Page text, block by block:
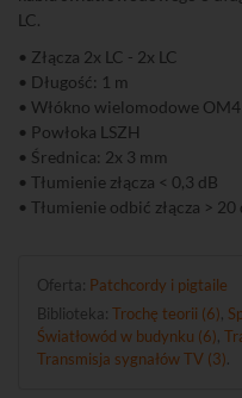
LC.
• Złącza 2x LC - 2x LC
• Długość: 1 m
• Włókno wielomodowe OM4
• Powłoka LSZH
• Średnica: 2x 3 mm
• Tłumienie złącza < 0,3 dB
• Tłumienie odbić złącza > 20
Oferta: Patchcordy i pigtaile
Biblioteka: Trochę teorii (6)
Światłowód w budynku (6)
Transmisja sygnałów TV (3)